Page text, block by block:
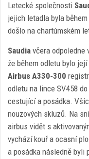
Letecké společnosti
jejich letadla byla
došlo na chartúmském
Saudia včera odpoledne
že během odletu bylo
Airbus A330-300
odletu na lince SV458
cestující a posádka.
nouzových skluzů. Na
airbus vidět s
vychází kouř a ocasní
a posádka následně byli